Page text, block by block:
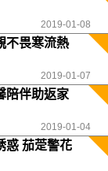
2019-01-08
不畏寒流熱
2019-01-07
陪伴助返家
2019-01-04
惑 茄萣警花